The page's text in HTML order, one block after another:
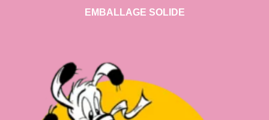
EMBALLAGE SOLIDE